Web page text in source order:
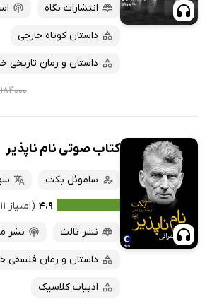
انتشارات نگاه
داستان کوتاه خارجی
داستان و رمان تاریخی
۱۸۴۰۰۰
کتاب صوتی نام ناپذیر
ساموئل بکت
۴.۹ (امتیاز ۱۱ نفر)
نشر ثالث
نشر
داستان و رمان فلسفی
ادبیات کلاسیک